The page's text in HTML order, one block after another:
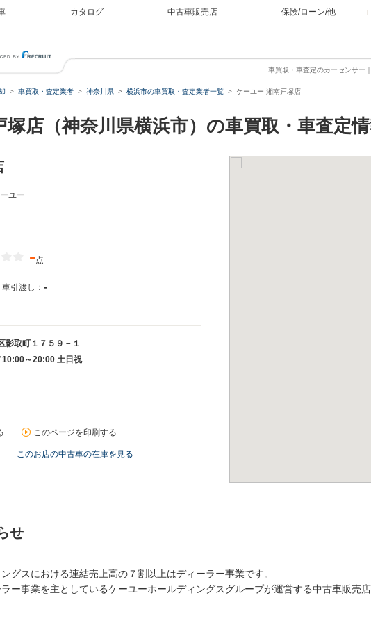
カタログ 中古車販売店 保険/ローン/他
車買取・車査定のカーセンサー
車買取・査定業者 神奈川県 横浜市の車買取・査定業者一覧 ケーユー 湘南戸塚店
塚店（神奈川県横浜市）の車買取・車査定
ユー
-点
車引渡し： -
影取町１７５９－１
10:00～20:00 土日祝
このページを印刷する
このお店の中古車の在庫を見る
せ
グスにおける連結売上高の７割以上はディーラー事業です。
ー事業を主としているケーユーホールディングスグループが運営する中古車販売